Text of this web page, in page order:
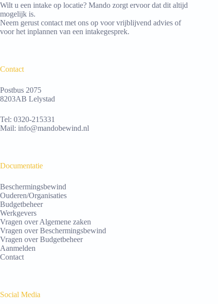
Wilt u een intake op locatie? Mando zorgt ervoor dat dit altijd
mogelijk is.
Neem gerust contact met ons op voor vrijblijvend advies of
voor het inplannen van een intakegesprek.
Contact
Postbus 2075
8203AB Lelystad
Tel: 0320-215331
Mail: info@mandobewind.nl
Documentatie
Beschermingsbewind
Ouderen/Organisaties
Budgetbeheer
Werkgevers
Vragen over Algemene zaken
Vragen over Beschermingsbewind
Vragen over Budgetbeheer
Aanmelden
Contact
Social Media